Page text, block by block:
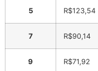
5 R$123,54
7 R$90,14
9 R$71,92